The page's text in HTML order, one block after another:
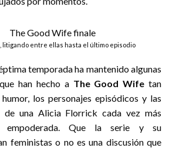
litigando entre ellas hasta el último episodio
temporada ha mantenido algunas
han hecho a The Good Wife tan
los personajes episódicos y las
de una Alicia Florrick cada vez más
empoderada. Que la serie y su
feministas o no es una discusión que